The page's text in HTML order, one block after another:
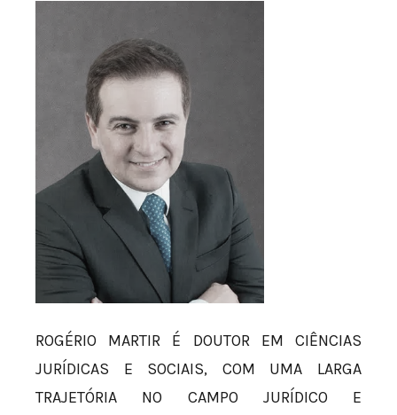
ROGÉRIO MARTIR É DOUTOR EM CIÊNCIAS
JURÍDICAS E SOCIAIS, COM UMA LARGA
TRAJETÓRIA NO CAMPO JURÍDICO E